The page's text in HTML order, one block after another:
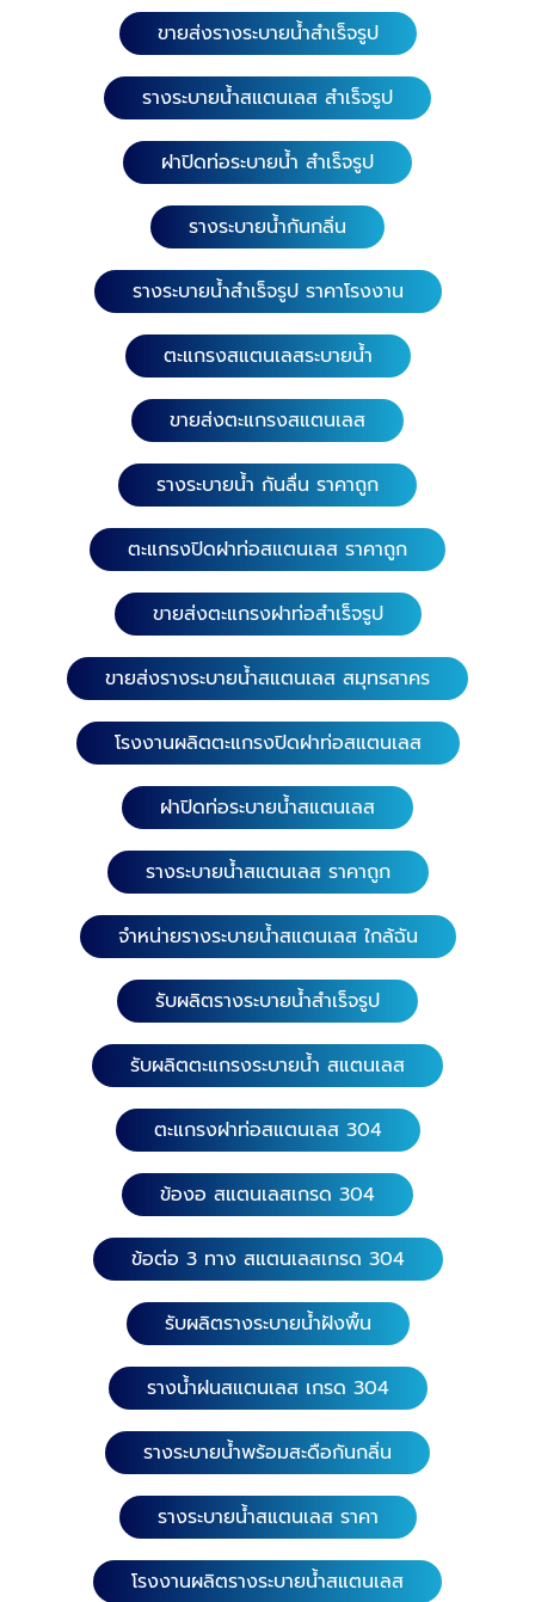
ฝาท่อสแตนเลส (ลายนูนกลมกันลื่นแถบเขียว) เกรดส
แตนเลส 304 หนา 1.5 มิล. ความยาว 116 ซม. หน้ากว้าง
15 และ 20 ซม. ความยาว 58 ซม. หน้ากว้าง 15, 20, 25,
30 ซม. เกรดสแตนเลส 201 หนา 1.5 มิล. ความยาว 58
ซม. หน้ากว้าง 15, 20 และ 30 ซม. 4. ตะแกรงฝาท่อส
แตนเลส (ลายแคปซูล) เกรดสแตนเลส 304 หนา 1.5
ยาว 58 ซม. หน้ากว้าง 15 และ 20 ซม. 5. ตะแกรงฝาท่อ
สแตนเลส (ลายแคปซูลคู่) เกรดสแตนเลส 304 หนา 2.0
มิล. เสริมคานด้านล่าง 4 จุด ความยาว 116 ซม. หน้า
กว้าง 15 และ 20 ซม. ​ 6. ตะแกรงฝาท่อสแตนเลส
(ลายรูกลม) เกรดสแตนเลส 304 หนา 1.5 มิล. ความยาว
116 ซม. หน้ากว้าง 10 ซม. ความยาว 58 ซม. หน้ากว้าง
รดสแตนเลส 304 หนา 1.5 มิล. ความยาว 100 ซม. หน้า
ตะแกรงฝาท่อสแตนเลส (ลายแคปซูลหน้าเรียบ) เกรดส
แตนเลส 304 หนา 1.5 มิล.
ความยาว 100 ซม. หน้ากว้าง 10 ซม.
ความยาว 58 ซม. หน้ากว้าง 10 ซม. 9. รางระบายน้ำ
(สำเร็จรูป) เกรดสแตนเลส 304 หนา 1.0 มิล. ความยาว
สูง 15 ซม. เกรดสแตนเลส 1803 หนา 1.0 มิล. ความยาว
100 ซม. หน้ากว้าง 10 ซม. ความสูง 9 ซม. ความยาว
100 ซม. หน้ากว้าง 15,20 และ 25 ซม. ความสูง 15 ซม. ​​
10. รางระบายน้ำ (สำเร็จรูป) พร้อมสะดือกันกลิ่น เกรดส
แตนเลส 304 หนา 1.0 มิล. ความยาว 58 ซม. หน้ากว้าง
10 ซม. ความสูง 9 ซม. สะดือ 1.5 นิ้ว ความยาว 100 ซม.
58 ซม. หน้ากว้าง 15 ซม. ความสูง 15 ซม. สะดือ 2.3 นิ้ว
ความยาว 58 ซม. หน้ากว้าง 20 และ 25 ซม. ความสูง 15
ซม. สะดือ 3 นิ้ว 11. ข้องอ 90 องศา (สำเร็จรูป) เกรด
สแตนเลส 304 หนา 1.0 มิล. ความยาว 40x40 ซม. หน้า
กว้าง 15.20 ซม. ความสูง 15 ซม. ความยาว 45x45 ซม.
หน้ากว้าง 25 ซม. ความสูง 15 ซม. ความยาว 33x33 ซม.
หน้ากว้าง 10 ซม. ความสูง 9 ซม. 12. ข้อต่อ 3 ทาง
(สำเร็จรูป) เกรดสแตนเลส 304 หนา 1.0 มิล. ความยาว
ยาว 75x50 ซม. หน้ากว้าง 25 ซม. ความสูง 15 ซม.
ความยาว 50x20 ซม. หน้ากว้าง 10 ซม. ความสูง 9 ซม.
หนา 1.0 มิล. ความยาว 55x55 ซม. หน้ากว้าง 10 ซม.
ความสูง 9 ซม. ความยาว 60x60 ซม. หน้ากว้าง 15 ซม.
ความสูง 15 ซม. ความยาว 65x65 ซม. หน้ากว้าง 20 ซม.
ความสูง 15 ซม. ความยาว 70x70 ซม. หน้ากว้าง 25 ซม.
ความสูง 15 ซม. 14. บ่อพัก (สำเร็จรูป) เกรดสแตนเลส
ซม. ความสูง 35 ซม. 15. บ่อพัก(สำเร็จรูป) เกรดสแตน
เลส 304 หนา 1.0 มิล. ความยาว 60x80 ซม. หน้ากว้าง
40 ซม. ความสูง 30 ซม. บรรจุได้ 45-60 ลิตร
ขายส่งรางระบายน้ำสำเร็จรูป
รางระบายน้ำสแตนเลส สำเร็จรูป
ฝาปิดท่อระบายน้ำ สำเร็จรูป
รางระบายน้ำกันกลิ่น
รางระบายน้ำสำเร็จรูป ราคาโรงงาน
ตะแกรงสแตนเลสระบายน้ำ
ขายส่งตะแกรงสแตนเลส
รางระบายน้ำ กันลื่น ราคาถูก
ตะแกรงปิดฝาท่อสแตนเลส ราคาถูก
ขายส่งตะแกรงฝาท่อสำเร็จรูป
ขายส่งรางระบายน้ำสแตนเลส สมุทรสาคร
โรงงานผลิตตะแกรงปิดฝาท่อสแตนเลส
ฝาปิดท่อระบายน้ำสแตนเลส
รางระบายน้ำสแตนเลส ราคาถูก
จำหน่ายรางระบายน้ำสแตนเลส ใกล้ฉัน
รับผลิตรางระบายน้ำสำเร็จรูป
รับผลิตตะแกรงระบายน้ำ สแตนเลส
ตะแกรงฝาท่อสแตนเลส 304
ข้องอ สแตนเลสเกรด 304
ข้อต่อ 3 ทาง สแตนเลสเกรด 304
รับผลิตรางระบายน้ำฝังพื้น
รางน้ำฝนสแตนเลส เกรด 304
รางระบายน้ำพร้อมสะดือกันกลิ่น
รางระบายน้ำสแตนเลส ราคา
โรงงานผลิตรางระบายน้ำสแตนเลส